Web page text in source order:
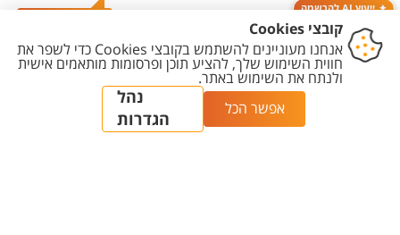
ייעוץ AI להרשמה
נגישות
מדיניות
מדיניות עריכת
תוכן